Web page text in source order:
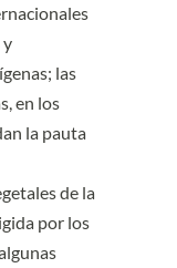
y
las
en los
la pauta
de la
por los